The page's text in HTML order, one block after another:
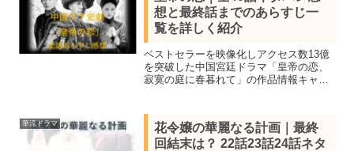
想と最終話までのあらすじ一
覧を詳しく紹介
ベストセラーを映像化しアクセス数13億
を突破した中国宮廷ドラマ「皇帝の恋、
寂寞の庭に春暮れて」の作品情報キャス
記憶をなくしたヒロイン宮女と納蘭容若
の三角関係の切ない恋の行方。
華流ドラマ
花令嬢の華麗なる計画｜最終
回結末は？ 22話23話24話ネタ